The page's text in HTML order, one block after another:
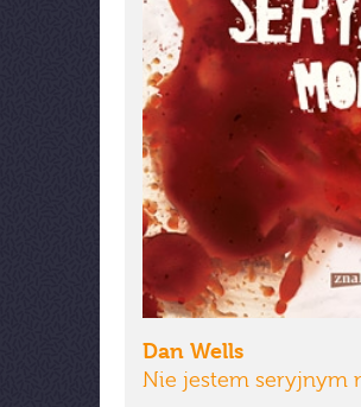
Dan Wells
Nie jestem seryjnym